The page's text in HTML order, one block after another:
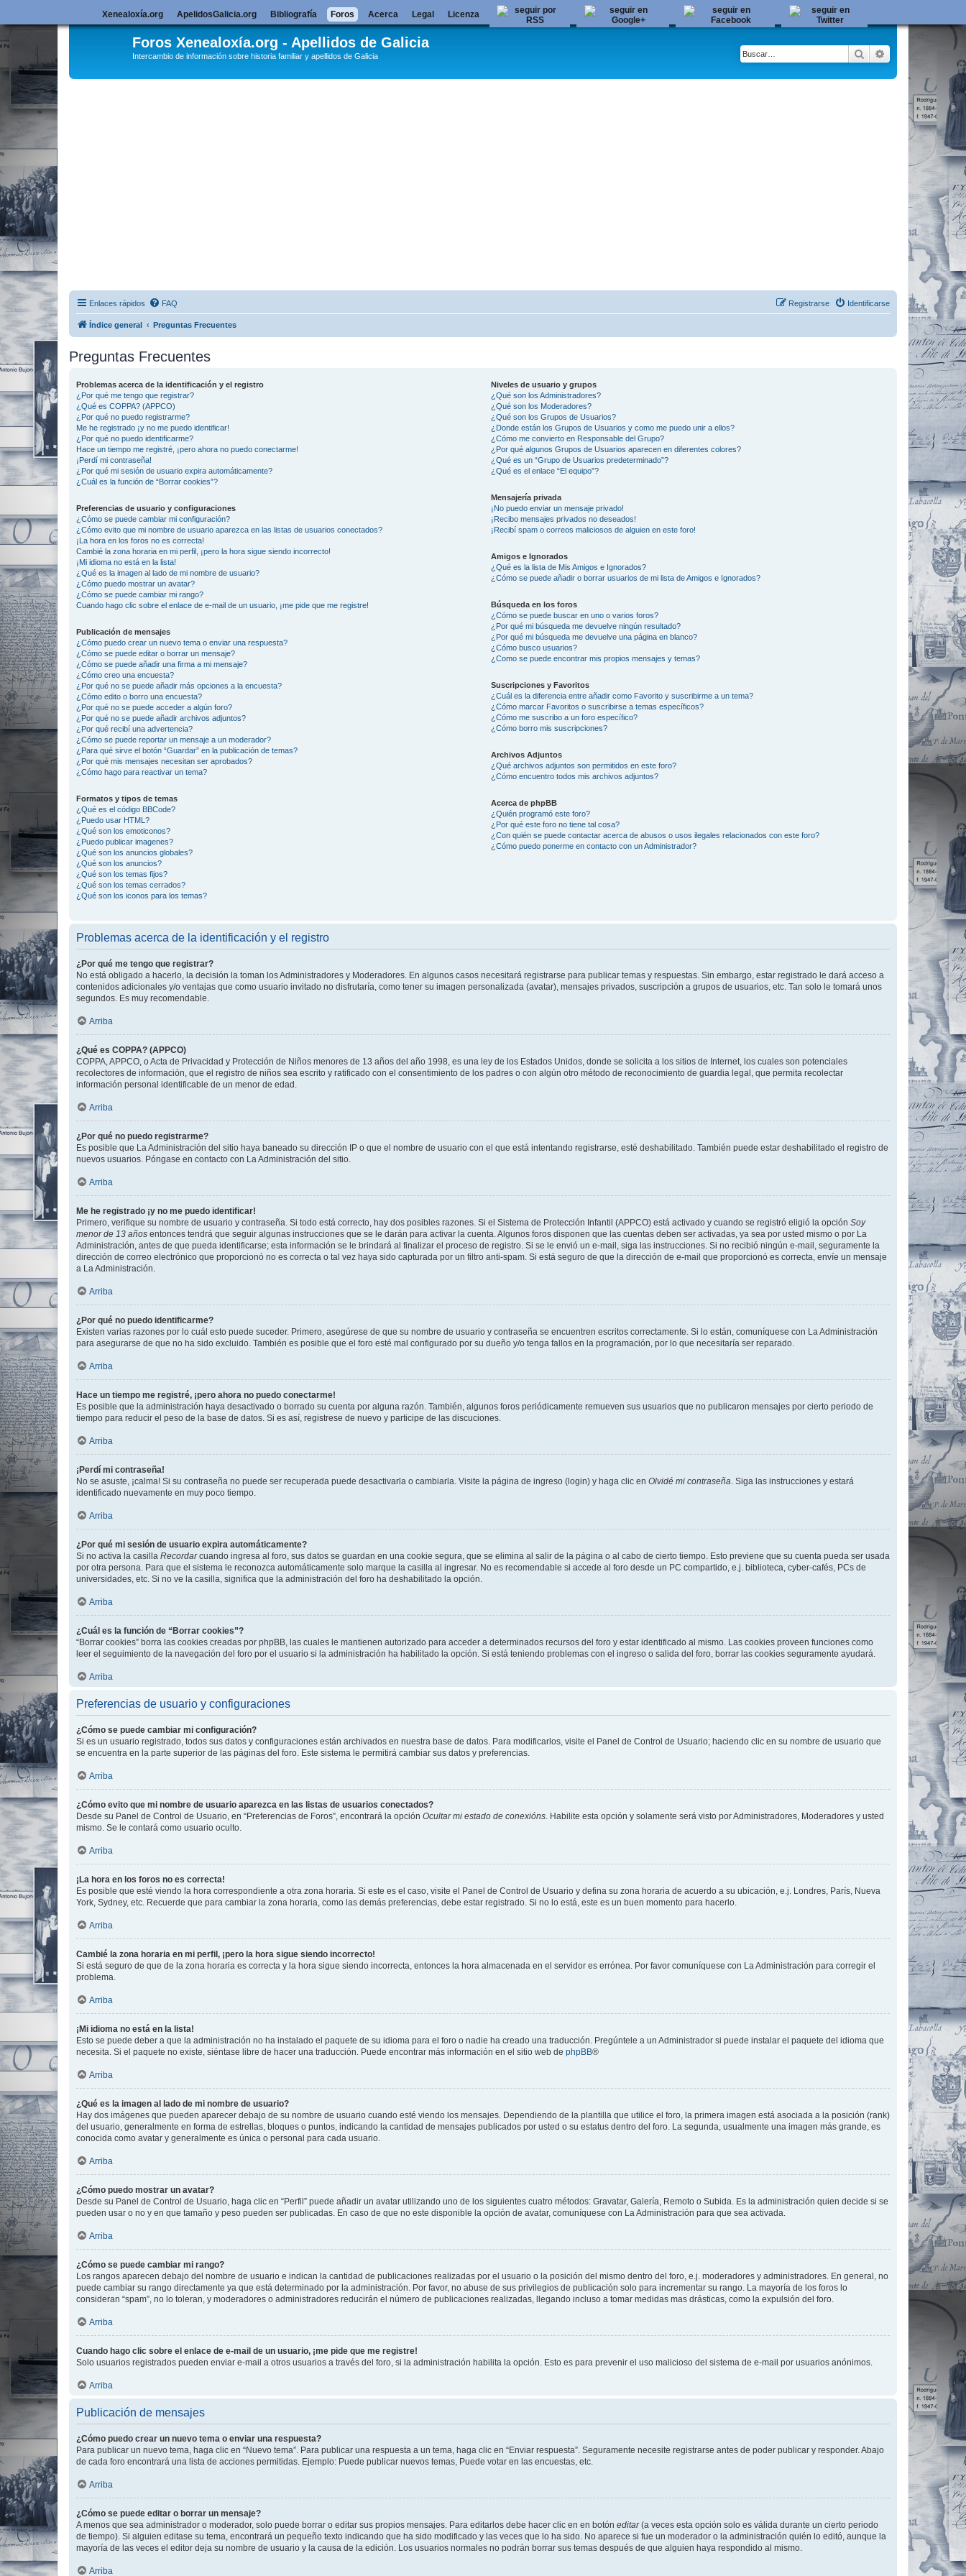
Foros Xenealoxía.org - Apellidos de Galicia
Intercambio de información sobre historia familiar y apellidos de Galicia Buscar Búsqueda
Enlaces rápidos FAQ Identificarse
Registrarse
Índice general Preguntas Frecuentes
Preguntas Frecuentes
Problemas acerca de la identificación y el registro
¿Por qué me tengo que registrar?
¿Qué es COPPA? (APPCO)
¿Por qué no puedo registrarme?
Me he registrado ¡y no me puedo identificar!
¿Por qué no puedo identificarme?
Hace un tiempo me registré, ¡pero ahora no puedo conectarme!
¡Perdí mi contraseña!
¿Por qué mi sesión de usuario expira automáticamente?
¿Cuál es la función de “Borrar cookies”?
Preferencias de usuario y configuraciones
¿Cómo se puede cambiar mi configuración?
¿Cómo evito que mi nombre de usuario aparezca en las listas de usuarios conectados?
¡La hora en los foros no es correcta!
Cambié la zona horaria en mi perfil, ¡pero la hora sigue siendo incorrecto!
¡Mi idioma no está en la lista!
¿Qué es la imagen al lado de mi nombre de usuario?
¿Cómo puedo mostrar un avatar?
¿Cómo se puede cambiar mi rango?
Cuando hago clic sobre el enlace de e-mail de un usuario, ¡me pide que me registre!
Publicación de mensajes
¿Cómo puedo crear un nuevo tema o enviar una respuesta?
¿Cómo se puede editar o borrar un mensaje?
¿Cómo se puede añadir una firma a mi mensaje?
¿Cómo creo una encuesta?
¿Por qué no se puede añadir más opciones a la encuesta?
¿Cómo edito o borro una encuesta?
¿Por qué no se puede acceder a algún foro?
¿Por qué no se puede añadir archivos adjuntos?
¿Por qué recibí una advertencia?
¿Cómo se puede reportar un mensaje a un moderador?
¿Para qué sirve el botón “Guardar” en la publicación de temas?
¿Por qué mis mensajes necesitan ser aprobados?
¿Cómo hago para reactivar un tema?
Formatos y tipos de temas
¿Qué es el código BBCode?
¿Puedo usar HTML?
¿Qué son los emoticonos?
¿Puedo publicar imagenes?
¿Qué son los anuncios globales?
¿Qué son los anuncios?
¿Qué son los temas fijos?
¿Qué son los temas cerrados?
¿Qué son los iconos para los temas?
Niveles de usuario y grupos
¿Qué son los Administradores?
¿Qué son los Moderadores?
¿Qué son los Grupos de Usuarios?
¿Donde están los Grupos de Usuarios y como me puedo unir a ellos?
¿Cómo me convierto en Responsable del Grupo?
¿Por qué algunos Grupos de Usuarios aparecen en diferentes colores?
¿Qué es un “Grupo de Usuarios predeterminado”?
¿Qué es el enlace “El equipo”?
Mensajería privada
¡No puedo enviar un mensaje privado!
¡Recibo mensajes privados no deseados!
¡Recibí spam o correos maliciosos de alguien en este foro!
Amigos e Ignorados
¿Qué es la lista de Mis Amigos e Ignorados?
¿Cómo se puede añadir o borrar usuarios de mi lista de Amigos e Ignorados?
Búsqueda en los foros
¿Cómo se puede buscar en uno o varios foros?
¿Por qué mi búsqueda me devuelve ningún resultado?
¿Por qué mi búsqueda me devuelve una página en blanco?
¿Cómo busco usuarios?
¿Como se puede encontrar mis propios mensajes y temas?
Suscripciones y Favoritos
¿Cuál es la diferencia entre añadir como Favorito y suscribirme a un tema?
¿Cómo marcar Favoritos o suscribirse a temas específicos?
¿Cómo me suscribo a un foro específico?
¿Cómo borro mis suscripciones?
Archivos Adjuntos
¿Qué archivos adjuntos son permitidos en este foro?
¿Cómo encuentro todos mis archivos adjuntos?
Acerca de phpBB
¿Quién programó este foro?
¿Por qué este foro no tiene tal cosa?
¿Con quién se puede contactar acerca de abusos o usos ilegales relacionados con este foro?
¿Cómo puedo ponerme en contacto con un Administrador?
Problemas acerca de la identificación y el registro
¿Por qué me tengo que registrar?
No está obligado a hacerlo, la decisión la toman los Administradores y Moderadores. En algunos casos necesitará registrarse para publicar temas y respuestas. Sin embargo, estar registrado le dará acceso a
contenidos adicionales y/o ventajas que como usuario invitado no disfrutaría, como tener su imagen personalizada (avatar), mensajes privados, suscripción a grupos de usuarios, etc. Tan solo le tomará unos
segundos. Es muy recomendable.
Arriba
¿Qué es COPPA? (APPCO)
COPPA, APPCO, o Acta de Privacidad y Protección de Niños menores de 13 años del año 1998, es una ley de los Estados Unidos, donde se solicita a los sitios de Internet, los cuales son potenciales
recolectores de información, que el registro de niños sea escrito y ratificado con el consentimiento de los padres o con algún otro método de reconocimiento de guardia legal, que permita recolectar
información personal identificable de un menor de edad.
Arriba
¿Por qué no puedo registrarme?
Es posible que La Administración del sitio haya baneado su dirección IP o que el nombre de usuario con el que está intentando registrarse, esté deshabilitado. También puede estar deshabilitado el registro de
nuevos usuarios. Póngase en contacto con La Administración del sitio.
Arriba
Me he registrado ¡y no me puedo identificar!
Primero, verifique su nombre de usuario y contraseña. Si todo está correcto, hay dos posibles razones. Si el Sistema de Protección Infantil (APPCO) está activado y cuando se registró eligió la opción Soy
menor de 13 años entonces tendrá que seguir algunas instrucciones que se le darán para activar la cuenta. Algunos foros disponen que las cuentas deben ser activadas, ya sea por usted mismo o por La
Administración, antes de que pueda identificarse; esta información se le brindará al finalizar el proceso de registro. Si se le envió un e-mail, siga las instrucciones. Si no recibió ningún e-mail, seguramente la
dirección de correo electrónico que proporcionó no es correcta o tal vez haya sido capturada por un filtro anti-spam. Si está seguro de que la dirección de e-mail que proporcionó es correcta, envíe un mensaje
a La Administración.
Arriba
¿Por qué no puedo identificarme?
Existen varias razones por lo cuál esto puede suceder. Primero, asegúrese de que su nombre de usuario y contraseña se encuentren escritos correctamente. Si lo están, comuníquese con La Administración
para asegurarse de que no ha sido excluido. También es posible que el foro esté mal configurado por su dueño y/o tenga fallos en la programación, por lo que necesitaría ser reparado.
Arriba
Hace un tiempo me registré, ¡pero ahora no puedo conectarme!
Es posible que la administración haya desactivado o borrado su cuenta por alguna razón. También, algunos foros periódicamente remueven sus usuarios que no publicaron mensajes por cierto periodo de
tiempo para reducir el peso de la base de datos. Si es así, registrese de nuevo y participe de las discuciones.
Arriba
¡Perdí mi contraseña!
No se asuste, ¡calma! Si su contraseña no puede ser recuperada puede desactivarla o cambiarla. Visite la página de ingreso (login) y haga clic en Olvidé mi contraseña. Siga las instrucciones y estará
identificado nuevamente en muy poco tiempo.
Arriba
¿Por qué mi sesión de usuario expira automáticamente?
Si no activa la casilla Recordarcuando ingresa al foro, sus datos se guardan en una cookie segura, que se elimina al salir de la página o al cabo de cierto tiempo. Esto previene que su cuenta pueda ser usada
por otra persona. Para que el sistema le reconozca automáticamente solo marque la casilla al ingresar. No es recomendable si accede al foro desde un PC compartido, e.j. biblioteca, cyber-cafés, PCs de
universidades, etc. Si no ve la casilla, significa que la administración del foro ha deshabilitado la opción.
Arriba
¿Cuál es la función de “Borrar cookies”?
“Borrar cookies” borra las cookies creadas por phpBB, las cuales le mantienen autorizado para acceder a determinados recursos del foro y estar identificado al mismo. Las cookies proveen funciones como
leer el seguimiento de la navegación del foro por el usuario si la administración ha habilitado la opción. Si está teniendo problemas con el ingreso o salida del foro, borrar las cookies seguramente ayudará.
Arriba
Preferencias de usuario y configuraciones
¿Cómo se puede cambiar mi configuración?
Si es un usuario registrado, todos sus datos y configuraciones están archivados en nuestra base de datos. Para modificarlos, visite el Panel de Control de Usuario; haciendo clic en su nombre de usuario que
se encuentra en la parte superior de las páginas del foro. Este sistema le permitirá cambiar sus datos y preferencias.
Arriba
¿Cómo evito que mi nombre de usuario aparezca en las listas de usuarios conectados?
Desde su Panel de Control de Usuario, en “Preferencias de Foros”, encontrará la opción Ocultar mi estado de conexións. Habilite esta opción y solamente será visto por Administradores, Moderadores y usted
mismo. Se le contará como usuario oculto.
Arriba
¡La hora en los foros no es correcta!
Es posible que esté viendo la hora correspondiente a otra zona horaria. Si este es el caso, visite el Panel de Control de Usuario y defina su zona horaria de acuerdo a su ubicación, e.j. Londres, París, Nueva
York, Sydney, etc. Recuerde que para cambiar la zona horaria, como las demás preferencias, debe estar registrado. Si no lo está, este es un buen momento para hacerlo.
Arriba
Cambié la zona horaria en mi perfil, ¡pero la hora sigue siendo incorrecto!
Si está seguro de que de la zona horaria es correcta y la hora sigue siendo incorrecta, entonces la hora almacenada en el servidor es errónea. Por favor comuníquese con La Administración para corregir el
problema.
Arriba
¡Mi idioma no está en la lista!
Esto se puede deber a que la administración no ha instalado el paquete de su idioma para el foro o nadie ha creado una traducción. Pregúntele a un Administrador si puede instalar el paquete del idioma que
necesita. Si el paquete no existe, siéntase libre de hacer una traducción. Puede encontrar más información en el sitio web de phpBB®
Arriba
¿Qué es la imagen al lado de mi nombre de usuario?
Hay dos imágenes que pueden aparecer debajo de su nombre de usuario cuando esté viendo los mensajes. Dependiendo de la plantilla que utilice el foro, la primera imagen está asociada a la posición (rank)
del usuario, generalmente en forma de estrellas, bloques o puntos, indicando la cantidad de mensajes publicados por usted o su estatus dentro del foro. La segunda, usualmente una imagen más grande, es
conocida como avatar y generalmente es única o personal para cada usuario.
Arriba
¿Cómo puedo mostrar un avatar?
Desde su Panel de Control de Usuario, haga clic en “Perfil” puede añadir un avatar utilizando uno de los siguientes cuatro métodos: Gravatar, Galería, Remoto o Subida. Es la administración quien decide si se
pueden usar o no y en que tamaño y peso pueden ser publicadas. En caso de que no este disponible la opción de avatar, comuníquese con La Administración para que sea activada.
Arriba
¿Cómo se puede cambiar mi rango?
Los rangos aparecen debajo del nombre de usuario e indican la cantidad de publicaciones realizadas por el usuario o la posición del mismo dentro del foro, e.j. moderadores y administradores. En general, no
puede cambiar su rango directamente ya que está determinado por la administración. Por favor, no abuse de sus privilegios de publicación solo para incrementar su rango. La mayoría de los foros lo
consideran “spam”, no lo toleran, y moderadores o administradores reducirán el número de publicaciones realizadas, llegando incluso a tomar medidas mas drásticas, como la expulsión del foro.
Arriba
Cuando hago clic sobre el enlace de e-mail de un usuario, ¡me pide que me registre!
Solo usuarios registrados pueden enviar e-mail a otros usuarios a través del foro, si la administración habilita la opción. Esto es para prevenir el uso malicioso del sistema de e-mail por usuarios anónimos.
Arriba
Publicación de mensajes
¿Cómo puedo crear un nuevo tema o enviar una respuesta?
Para publicar un nuevo tema, haga clic en “Nuevo tema”. Para publicar una respuesta a un tema, haga clic en “Enviar respuesta”. Seguramente necesite registrarse antes de poder publicar y responder. Abajo
de cada foro encontrará una lista de acciones permitidas. Ejemplo: Puede publicar nuevos temas, Puede votar en las encuestas, etc.
Arriba
¿Cómo se puede editar o borrar un mensaje?
A menos que sea administrador o moderador, solo puede borrar o editar sus propios mensajes. Para editarlos debe hacer clic en en botón editar(a veces esta opción solo es válida durante un cierto periodo
de tiempo). Si alguien editase su tema, encontrará un pequeño texto indicando que ha sido modificado y las veces que lo ha sido. No aparece si fue un moderador o la administración quién lo editó, aunque la
mayoría de las veces el editor deja su nombre de usuario y la causa de la edición. Los usuarios normales no podrán borrar sus temas después de que alguien haya respondido al mismo.
Arriba
Xenealoxía.org ApelidosGalicia.org Bibliografía Foros Acerca Legal Licenza